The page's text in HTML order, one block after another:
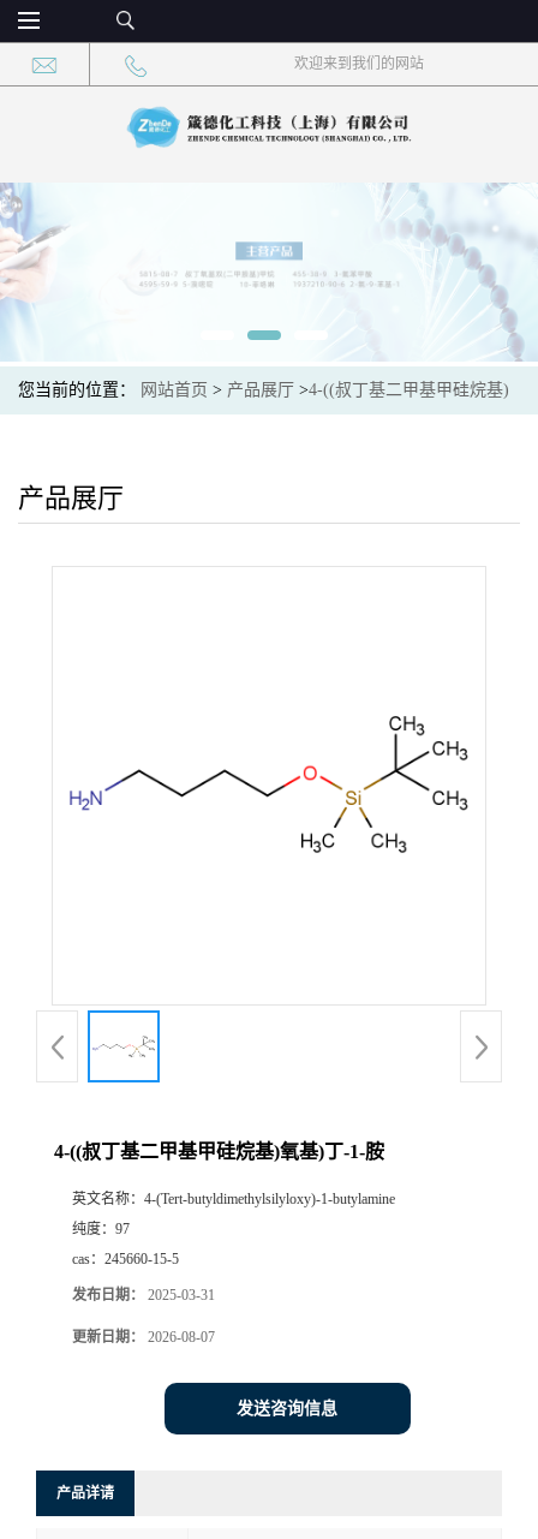
欢迎来到我们的网站
您当前的位置： 网站首页 > 产品展厅 >4-((叔丁基二甲基甲硅烷基)
产品展厅
4-((叔丁基二甲基甲硅烷基)氧基)丁-1-胺
英文名称： 4-(Tert-butyldimethylsilyloxy)-1-butylamine
纯度： 97
cas： 245660-15-5
发布日期： 2025-03-31
更新日期： 2026-08-07
发送咨询信息
产品详请